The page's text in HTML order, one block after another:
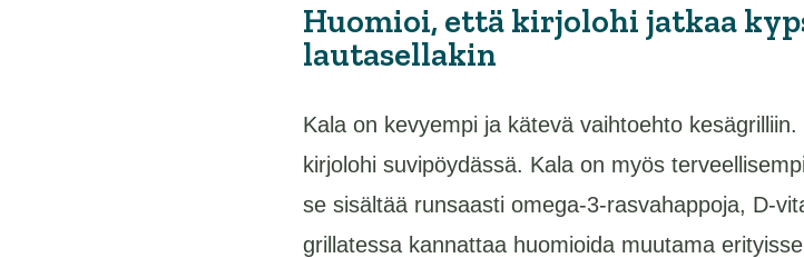
Huomioi, että kirjolohi jatkaa
lautasellakin
Kala on kevyempi ja kätevä vaihtoehto
kirjolohi suvipöydässä. Kala on myös
se sisältää runsaasti omega-3-rasvahappoja, D-
grillatessa kannattaa huomioida muutama